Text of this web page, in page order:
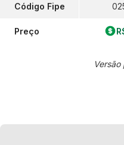
Código Fipe
Preço